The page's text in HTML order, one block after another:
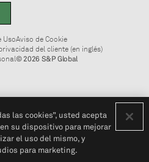
UsoAviso de Cookie
del cliente (en inglés)
© 2026 S&P Global
las cookies”, usted acepta
su dispositivo para mejorar
el uso del mismo, y
para marketing.